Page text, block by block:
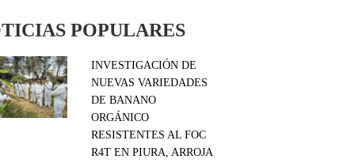
POPULARES
INVESTIGACIÓN DE
NUEVAS VARIEDADES
DE BANANO
ORGÁNICO
RESISTENTES AL FOC
R4T EN PIURA, ARROJA